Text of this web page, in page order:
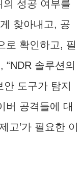
의 성공 여부를
찾아내고, 공
로 확인하고, 필
“NDR 솔루션의
도구가 탐지
버 공격들에 대
고’가 필요한 이